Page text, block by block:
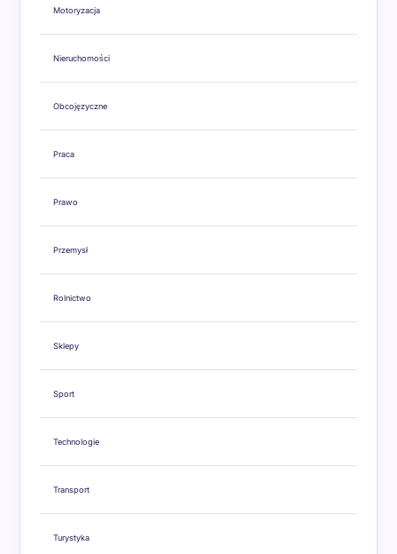
Motoryzacja
Nieruchomości
Obcojęzyczne
Praca
Prawo
Przemysł
Rolnictwo
Sklepy
Sport
Technologie
Transport
Turystyka